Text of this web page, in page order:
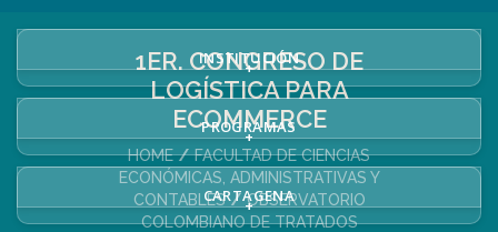
INSTITUCIÓN
+
PROGRAMAS
+
CARTAGENA
+
1ER. CONGRESO DE
LOGÍSTICA PARA
ECOMMERCE
HOME
FACULTAD DE CIENCIAS
ECONÓMICAS, ADMINISTRATIVAS Y
CONTABLES
OBSERVATORIO
COLOMBIANO DE TRATADOS